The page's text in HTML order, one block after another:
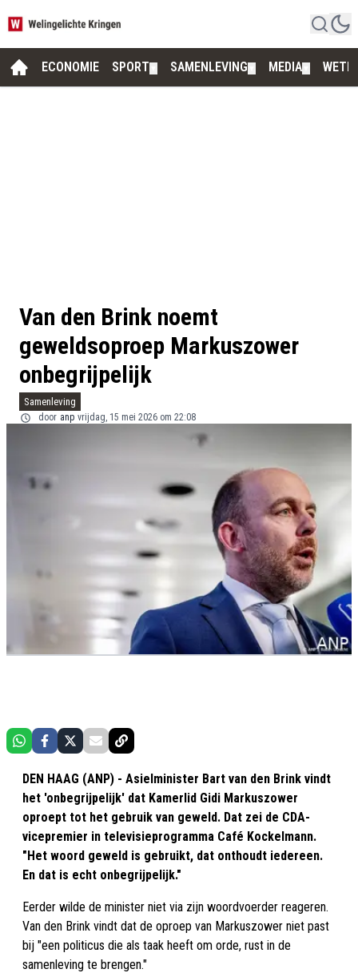
ECONOMIE SPORT SAMENLEVING MEDIA
Van den Brink noemt
geweldsoproep Markuszower
onbegrijpelijk
Samenleving
door anp vrijdag, 15 mei 2026 om 22:08
DEN HAAG (ANP) - Asielminister Bart van den Brink vindt
het 'onbegrijpelijk' dat Kamerlid Gidi Markuszower
oproept tot het gebruik van geweld. Dat zei de CDA-
vicepremier in televisieprogramma Café Kockelmann.
"Het woord geweld is gebruikt, dat onthoudt iedereen.
En dat is echt onbegrijpelijk."
Eerder wilde de minister niet via zijn woordvoerder reageren.
Van den Brink vindt dat de oproep van Markuszower niet past
bij "een politicus die als taak heeft om orde, rust in de
samenleving te brengen."